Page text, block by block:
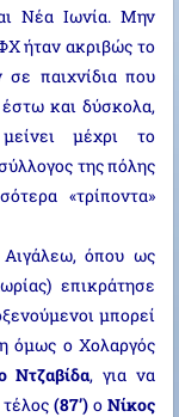
Νέα Ιωνία. Μην
ήταν ακριβώς το
παιχνίδια που
και δύσκολα,
μέχρι το
της πόλης
«τρίποντα»
όπου ως
επικράτησε
μπορεί
όμως ο Χολαργός
Ντζαβίδα, για να
(87’)οΝίκος